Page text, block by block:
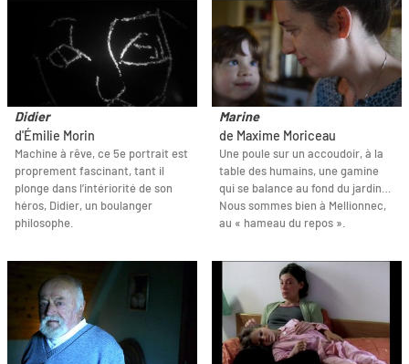
Didier
d'Émilie Morin
Machine à rêve, ce 5e portrait est
proprement fascinant, tant il
plonge dans l’intériorité de son
héros, Didier, un boulanger
philosophe.
Marine
de Maxime Moriceau
Une poule sur un accoudoir, à la
table des humains, une gamine
qui se balance au fond du jardin…
Nous sommes bien à Mellionnec,
au « hameau du repos ».